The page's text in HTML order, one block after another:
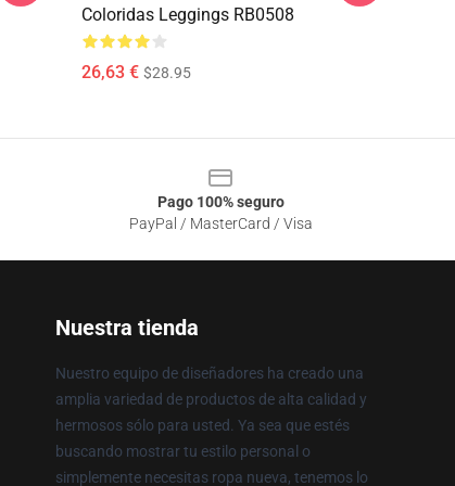
Coloridas Leggings RB0508
26,63 € $28.95
Pago 100% seguro
PayPal / MasterCard / Visa
Nuestra tienda
Nuestro equipo de diseñadores ha creado una
amplia variedad de productos de alta calidad y
hermosos sólo para usted. Ya sea que estés
buscando mostrar tu estilo personal o
simplemente necesitas ropa nueva, tenemos lo